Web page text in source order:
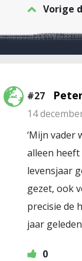
Vorige
#27
14
‘Mijn vader
alleen
levensjaar
gezet, ook
precisie de
jaar
0